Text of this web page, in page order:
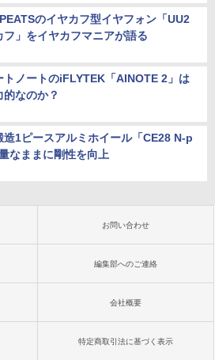
のイヤカフ型イヤフォン「UU2
フ」をイヤカフマニアが語る
トノートのiFLYTEK「AINOTE 2」は
的なのか？
造1ピースアルミホイール「CE28 N-p
なままに剛性を向上
お問い合わせ
編集部へのご連絡
会社概要
特定商取引法に基づく表示